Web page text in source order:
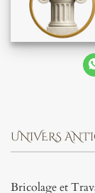
UNIVERS
Bricolage et